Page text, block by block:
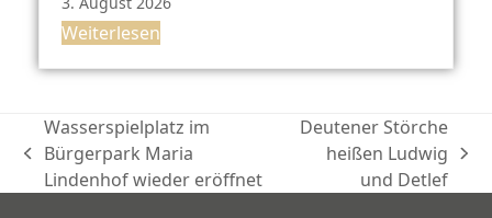
Weiterlesen
vorheriger
Beitrag:
Wasserspielplatz im
Bürgerpark Maria
Lindenhof wieder eröffnet
Nächster
Beitrag:
Deutener Störche
heißen Ludwig
und Detlef